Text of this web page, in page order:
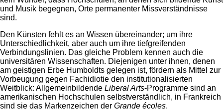
und Musik begegnen, Orte permanenter Missverständnisse
sind.
Den Künsten fehlt es an Wissen übereinander; um ihre
Unterschiedlichkeit, aber auch um ihre tiefgreifenden
Verbindungslinien. Das gleiche Problem kennen auch die
universitären Wissenschaften. Diejenigen unter ihnen, denen
am geistigen Erbe Humboldts gelegen ist, fördern als Mittel zur
Vorbeugung gegen Fachidiotie den institutionalisierten
Weitblick: Allgemeinbildende Liberal Arts-Programme sind an
amerikanischen Hochschulen selbstverständlich, in Frankreich
sind sie das Markenzeichen der Grande écoles.